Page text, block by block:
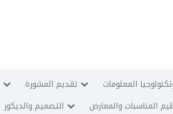
تقديم المشورة
المعلومات
التصميم والديكور المناسبات والمعارض